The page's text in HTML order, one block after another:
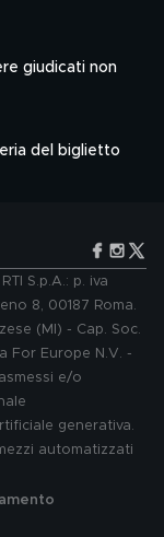
giudicati non
del biglietto
S.p.A.: p. iva
8, 00187 Roma.
(MI) - Cap. Soc.
For Europe N.V. -
e/o
generativa.
automatizzati